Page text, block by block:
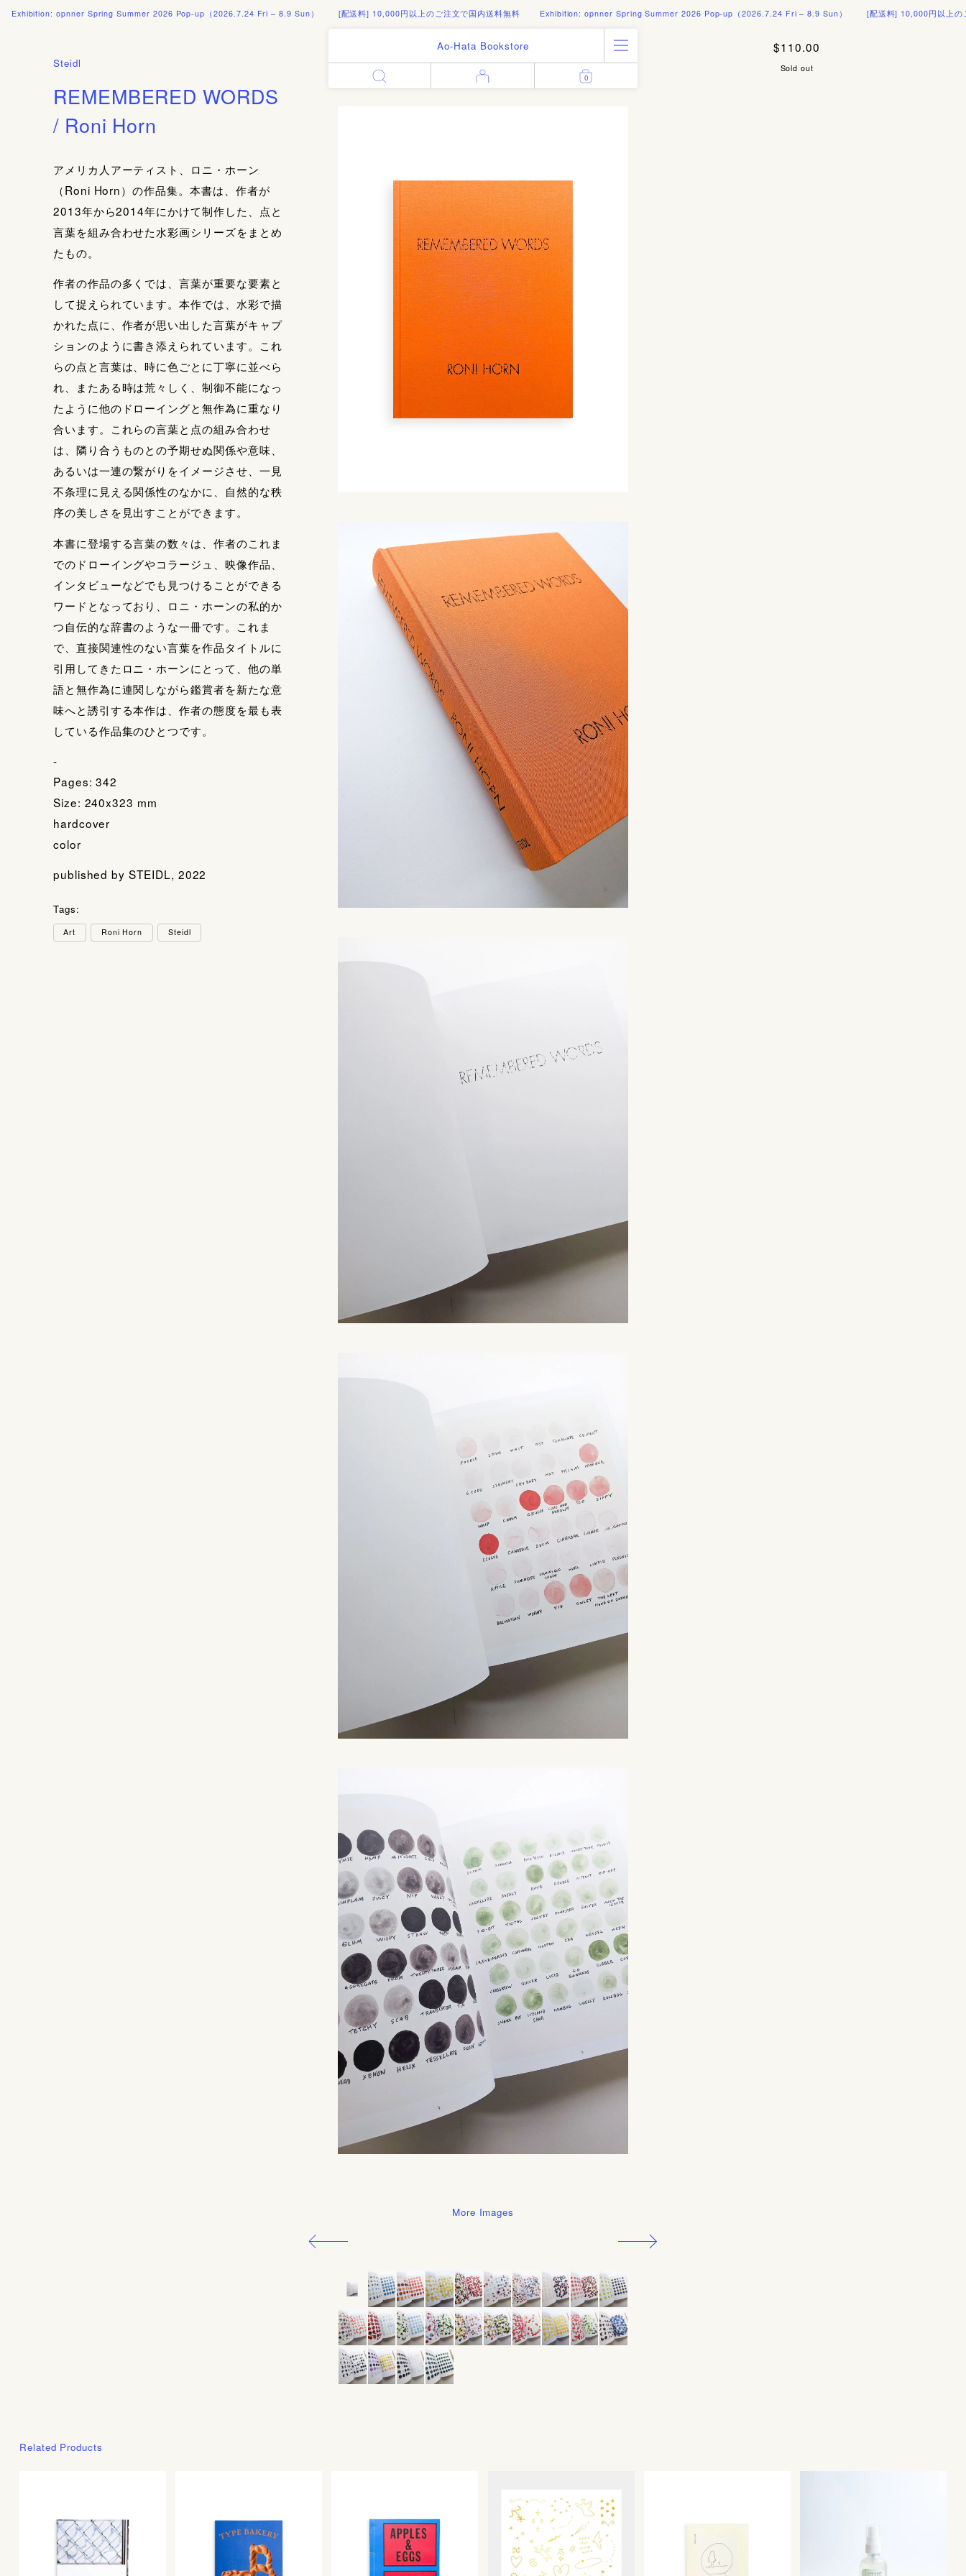
opnner Spring Summer 2026 Pop-up（2026.7.24 Fri – 8.9 Sun） [配送料] 10,000円以上のご注文で国内送料無料 Exhibition: opnner Spring Summer 2026 Pop-up（2026.7.24 Fri – 8.9 Sun） [配送料] 10,000円以上のご注文で国
Ao-Hata Bookstore
All Products
Design
Fashion
Photography
Out of Print
Artworks
Goods
Editorial
Instagram
About
Enter
Forgot your password?
Sign in
0
More Images
$110.00
Sold out
Steidl
REMEMBERED WORDS
/ Roni Horn
アメリカ人アーティスト、ロニ・ホーン
（Roni Horn）の作品集。本書は、作者が
2013年から2014年にかけて制作した、点と
言葉を組み合わせた水彩画シリーズをまとめ
たもの。
作者の作品の多くでは、言葉が重要な要素と
して捉えられています。本作では、水彩で描
かれた点に、作者が思い出した言葉がキャプ
ションのように書き添えられています。これ
らの点と言葉は、時に色ごとに丁寧に並べら
れ、またある時は荒々しく、制御不能になっ
たように他のドローイングと無作為に重なり
合います。これらの言葉と点の組み合わせ
は、隣り合うものとの予期せぬ関係や意味、
あるいは一連の繋がりをイメージさせ、一見
不条理に見える関係性のなかに、自然的な秩
序の美しさを見出すことができます。
本書に登場する言葉の数々は、作者のこれま
でのドローイングやコラージュ、映像作品、
インタビューなどでも見つけることができる
ワードとなっており、ロニ・ホーンの私的か
つ自伝的な辞書のような一冊です。これま
で、直接関連性のない言葉を作品タイトルに
引用してきたロニ・ホーンにとって、他の単
語と無作為に連関しながら鑑賞者を新たな意
味へと誘引する本作は、作者の態度を最も表
している作品集のひとつです。
-
Pages: 342
Size: 240x323 mm
hardcover
color
published by STEIDL, 2022
Tags:
Art Roni Horn Steidl
Related Products